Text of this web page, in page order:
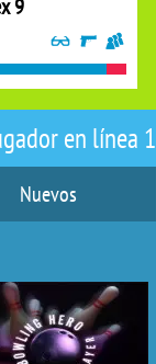
en línea
Nuevos
9